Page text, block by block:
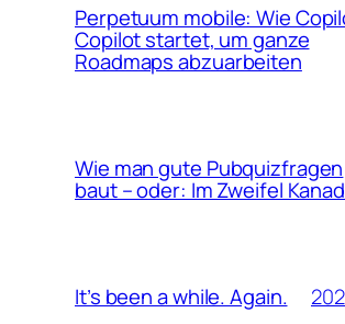
Perpetuum mobile: Wie
Copilot startet, um ganze
Roadmaps abzuarbeiten
Wie man gute Pubquizfragen
baut – oder: Im Zweifel
It’s been a while. Again.